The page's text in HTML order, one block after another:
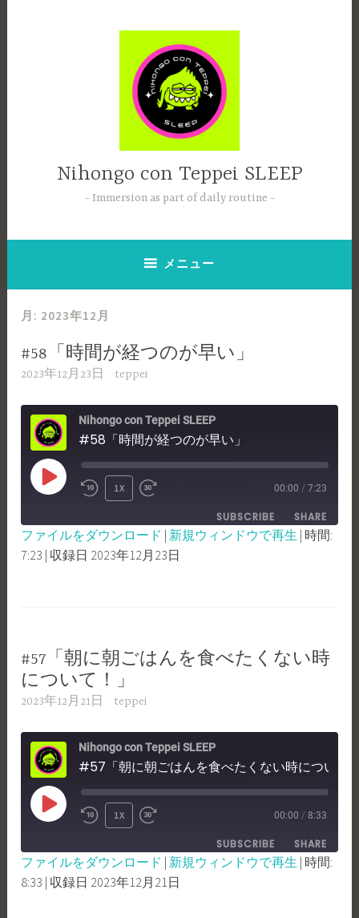
Nihongo con Teppei SLEEP
Immersion as part of daily routine
メニュー
月: 2023年12月
#58「時間が経つのが早い」
2023年12月23日 teppei
Nihongo con Teppei SLEEP
#58「時間が経つのが早い」
PLAY
REWIND
10
SECONDS
1X
FAST
FORWARD
30
00:00 / 7:23
SUBSCRIBE SHARE
SHARE
ファイルをダウンロード | 新規ウィンドウで再生 | 時間:
7:23 | 収録日 2023年12月23日
#57「朝に朝ごはんを食べたくない時
について！」
2023年12月21日 teppei
Nihongo con Teppei SLEEP
PLAY
REWIND
10
SECONDS
1X
FAST
FORWARD
30
00:00 / 8:33
SUBSCRIBE SHARE
SHARE
ファイルをダウンロード | 新規ウィンドウで再生 | 時間:
8:33 | 収録日 2023年12月21日